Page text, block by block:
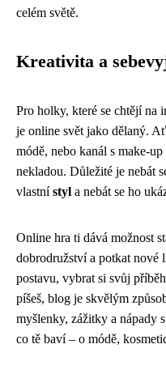
celém světě.
Kreativita a
Pro holky, které se chtějí na
je online svět jako dělaný.
módě, nebo kanál s make-
nekladou. Důležité je nebát
vlastnístyl a nebát se ho
Online hra ti dává možnost
dobrodružství a potkat
postavu, vybrat si svůj
píšeš, blog je skvělým
myšlenky, zážitky a nápady
co tě baví – o módě,